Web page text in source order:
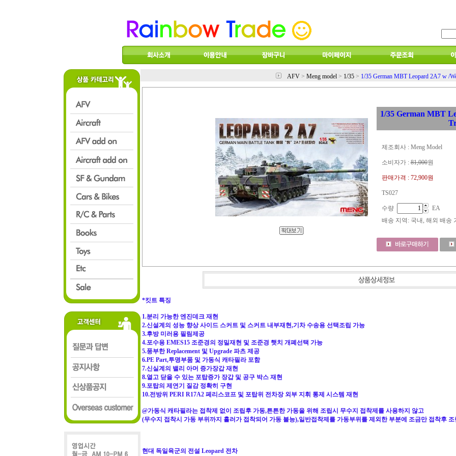
AFV > Meng model > 1/35 > 1/35 German MBT Leopard 2A7 w /
1/35 German MBT
제조회사 : Meng Model
소비자가 :81,000원
판매가격 : 72,900원
TS027
수량
EA
배송 지역 : 국내, 해외 배송
*킷트 특징
1.분리 가능한 엔진데크 재현
2.신설계의 성능 향상 사이드 스커트 및 스커트 내부재현,기차 수송용 선택조립 가능
3.후방 미러용 필림제공
4.포수용 EMES15 조준경의 정밀재현 및 조준경 햇치 개폐선택 가능
5.풍부한 Replacement 및 Upgrade 파츠 제공
6.PE Part,투명부품 및 가동식 캐타필라 포함
7.신실계의 밸리 아머 증가장갑 재현
8.열고 닫을 수 있는 포탑증가 장갑 및 공구 박스 재현
9.포탑의 제연기 질감 정확히 구현
10.전방위 PERI R17A2 페리스코프 및 포탑위 전차장 외부 지휘 통제 시스템 재현
@가동식 캐타필라는 접착제 없이 조립후 가동,튼튼한 가동을 위해 조립시 무수지 접착제를 사용하지 않고
(무수지 접착시 가동 부위까지 흘러가 접착되어 가동 불능),일반접착제를 가동부위를 제외한 부분에 조금만 접착후 조
현대 독일육군의 전설 Leopard 전차